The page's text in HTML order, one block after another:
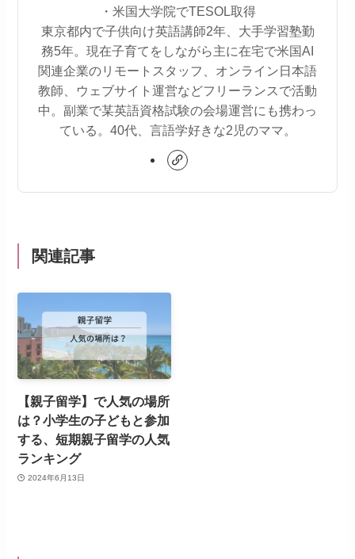
・米国大学院でTESOL取得
東京都内で子供向け英語講師2年、大手学習塾勤
務5年。現在子育てをしながら主に在宅で米国AI
関連企業のリモートスタッフ、オンライン日本語
教師、ウェブサイト運営などフリーランスで活動
中。副業で某英語資格試験の会場運営にも携わっ
ている。40代、言語学好きな2児のママ。
関連記事
【親子留学】で人気の場所
は？小学生の子どもと参加
する、短期親子留学の人気
ランキング
2024年6月13日